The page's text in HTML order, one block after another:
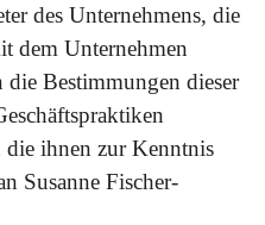
des Unternehmens, die
dem Unternehmen
die Bestimmungen dieser
die ihnen zur Kenntnis
Susanne Fischer-